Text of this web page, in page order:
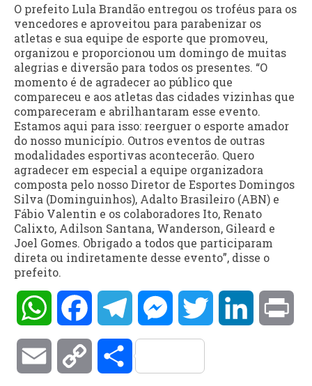
O prefeito Lula Brandão entregou os troféus para os
vencedores e aproveitou para parabenizar os
atletas e sua equipe de esporte que promoveu,
organizou e proporcionou um domingo de muitas
alegrias e diversão para todos os presentes. “O
momento é de agradecer ao público que
compareceu e aos atletas das cidades vizinhas que
compareceram e abrilhantaram esse evento.
Estamos aqui para isso: reerguer o esporte amador
do nosso município. Outros eventos de outras
modalidades esportivas acontecerão. Quero
agradecer em especial a equipe organizadora
composta pelo nosso Diretor de Esportes Domingos
Silva (Dominguinhos), Adalto Brasileiro (ABN) e
Fábio Valentin e os colaboradores Ito, Renato
Calixto, Adilson Santana, Wanderson, Gileard e
Joel Gomes. Obrigado a todos que participaram
direta ou indiretamente desse evento”, disse o
prefeito.
WhatsAppFacebookTelegramMessengerTwitter LinkedIn
Email Copy Compartilhar